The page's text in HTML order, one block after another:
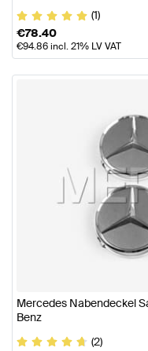
(1)
€78.40
€94.86incl. 21% LV VAT
Mercedes Nabendeckel
Benz
(2)